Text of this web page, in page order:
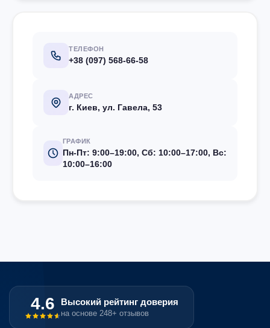
ТЕЛЕФОН
+38 (097) 568-66-58
АДРЕС
г. Киев, ул. Гавела, 53
ГРАФИК
Пн-Пт: 9:00–19:00, Сб: 10:00–17:00, Вс:
10:00–16:00
4.6 Высокий рейтинг доверия
на основе 248+ отзывов